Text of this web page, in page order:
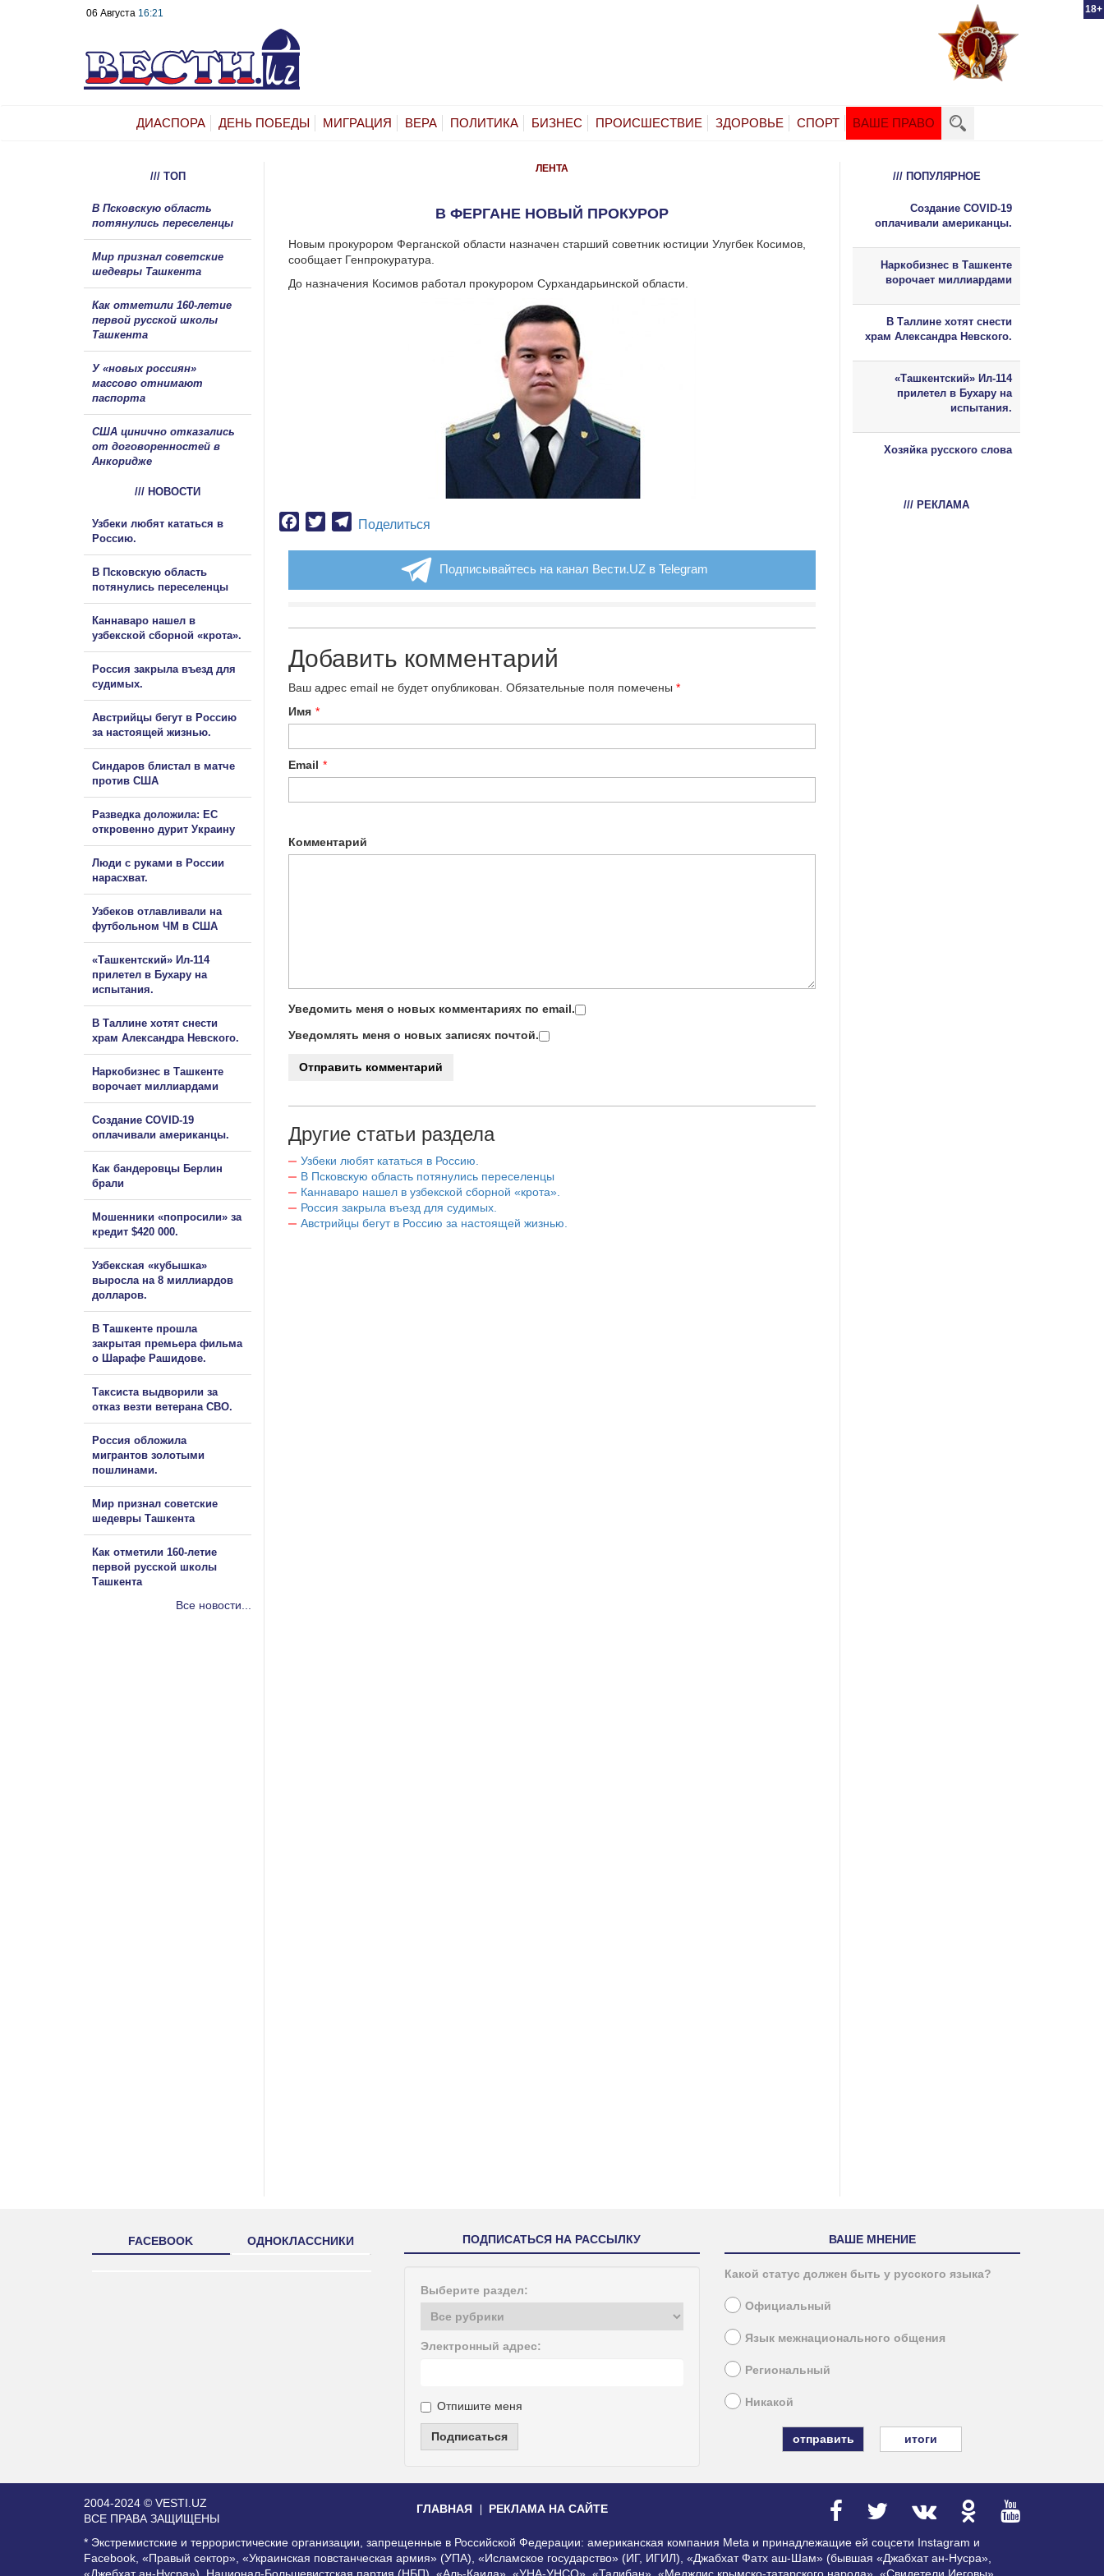
18+
06 Августа 16:21
ДИАСПОРА ДЕНЬ ПОБЕДЫ МИГРАЦИЯ ВЕРА ПОЛИТИКА БИЗНЕС ПРОИСШЕСТВИЕ ЗДОРОВЬЕ СПОРТ ВАШЕ ПРАВО
ЛЕНТА
В ФЕРГАНЕ НОВЫЙ ПРОКУРОР
Новым прокурором Ферганской области назначен старший советник юстиции Улугбек Косимов,
сообщает Генпрокуратура.
До назначения Косимов работал прокурором Сурхандарьинской области.
Facebook
TwitterTelegram
Поделиться
Подписывайтесь на канал Вести.UZ в Telegram
Добавить комментарий
Ваш адрес email не будет опубликован. Обязательные поля помечены *
Имя *
Email *
Комментарий
Уведомить меня о новых комментариях по email.
Уведомлять меня о новых записях почтой.
Другие статьи раздела
Узбеки любят кататься в Россию.
В Псковскую область потянулись переселенцы
Каннаваро нашел в узбекской сборной «крота».
Россия закрыла въезд для судимых.
Австрийцы бегут в Россию за настоящей жизнью.
/// ТОП
В Псковскую область
потянулись переселенцы
Мир признал советские
шедевры Ташкента
Как отметили 160-летие
первой русской школы
Ташкента
У «новых россиян»
массово отнимают
паспорта
США цинично отказались
от договоренностей в
Анкоридже
/// НОВОСТИ
Узбеки любят кататься в
Россию.
В Псковскую область
потянулись переселенцы
Каннаваро нашел в
узбекской сборной «крота».
Россия закрыла въезд для
судимых.
Австрийцы бегут в Россию
за настоящей жизнью.
Синдаров блистал в матче
против США
Разведка доложила: ЕС
откровенно дурит Украину
Люди с руками в России
нарасхват.
Узбеков отлавливали на
футбольном ЧМ в США
«Ташкентский» Ил-114
прилетел в Бухару на
испытания.
В Таллине хотят снести
храм Александра Невского.
Наркобизнес в Ташкенте
ворочает миллиардами
Создание COVID-19
оплачивали американцы.
Как бандеровцы Берлин
брали
Мошенники «попросили» за
кредит $420 000.
Узбекская «кубышка»
выросла на 8 миллиардов
долларов.
В Ташкенте прошла
закрытая премьера фильма
о Шарафе Рашидове.
Таксиста выдворили за
отказ везти ветерана СВО.
Россия обложила
мигрантов золотыми
пошлинами.
Мир признал советские
шедевры Ташкента
Как отметили 160-летие
первой русской школы
Ташкента
Все новости...
/// ПОПУЛЯРНОЕ
Создание COVID-19
оплачивали американцы.
Наркобизнес в Ташкенте
ворочает миллиардами
В Таллине хотят снести
храм Александра Невского.
«Ташкентский» Ил-114
прилетел в Бухару на
испытания.
Хозяйка русского слова
/// РЕКЛАМА
FACEBOOK ОДНОКЛАССНИКИ ПОДПИСАТЬСЯ НА РАССЫЛКУ
Выберите раздел:
Электронный адрес:
Отпишите меня
Подписаться
ВАШЕ МНЕНИЕ
Какой статус должен быть у русского языка?
Официальный
Язык межнационального общения
Региональный
Никакой
итоги
2004-2024 © VESTI.UZ
ВСЕ ПРАВА ЗАЩИЩЕНЫ
ГЛАВНАЯ РЕКЛАМА НА САЙТЕ
* Экстремистские и террористические организации, запрещенные в Российской Федерации: американская компания Meta и принадлежащие ей соцсети Instagram и
Facebook, «Правый сектор», «Украинская повстанческая армия» (УПА), «Исламское государство» (ИГ, ИГИЛ), «Джабхат Фатх аш-Шам» (бывшая «Джабхат ан-Нусра»,
«Джебхат ан-Нусра»), Национал-Большевистская партия (НБП), «Аль-Каида», «УНА-УНСО», «Талибан», «Меджлис крымско-татарского народа», «Свидетели Иеговы»,